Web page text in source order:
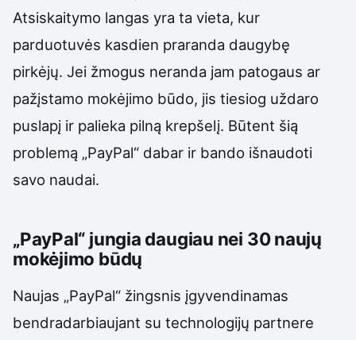
Atsiskaitymo langas yra ta vieta, kur
parduotuvės kasdien praranda daugybę
pirkėjų. Jei žmogus neranda jam patogaus ar
pažįstamo mokėjimo būdo, jis tiesiog uždaro
puslapį ir palieka pilną krepšelį. Būtent šią
problemą „PayPal“ dabar ir bando išnaudoti
savo naudai.
„PayPal“ jungia daugiau nei 30 naujų
mokėjimo būdų
Naujas „PayPal“ žingsnis įgyvendinamas
bendradarbiaujant su technologijų partnere